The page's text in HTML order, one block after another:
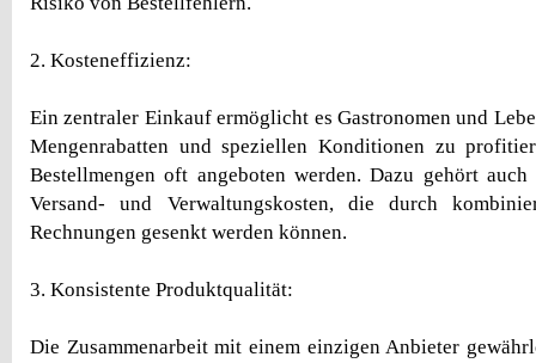
2. Kosteneffizienz:
Ein zentraler Einkauf ermöglicht es Gastronomen und
Mengenrabatten und speziellen Konditionen zu
Bestellmengen oft angeboten werden. Dazu gehört
Versand- und Verwaltungskosten, die durch
Rechnungen gesenkt werden können.
3. Konsistente Produktqualität:
Die Zusammenarbeit mit einem einzigen Anbieter